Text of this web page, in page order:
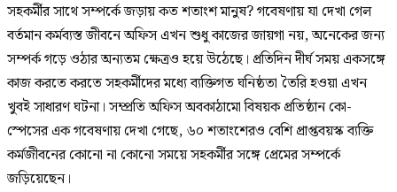
সহকর্মীর সাথে সম্পর্কে জড়ায় কত শতাংশ মানুষ? গবেষণায় যা দেখা গেল
বর্তমান কর্মব্যস্ত জীবনে অফিস এখন শুধু কাজের জায়গা নয়, অনেকের জন্য
সম্পর্ক গড়ে ওঠার অন্যতম ক্ষেত্রও হয়ে উঠেছে। প্রতিদিন দীর্ঘ সময় একসঙ্গে
কাজ করতে করতে সহকর্মীদের মধ্যে ব্যক্তিগত ঘনিষ্ঠতা তৈরি হওয়া এখন
খুবই সাধারণ ঘটনা। সম্প্রতি অফিস অবকাঠামো বিষয়ক প্রতিষ্ঠান কো-
স্পেসের এক গবেষণায় দেখা গেছে, ৬০ শতাংশেরও বেশি প্রাপ্তবয়স্ক ব্যক্তি
কর্মজীবনের কোনো না কোনো সময়ে সহকর্মীর সঙ্গে প্রেমের সম্পর্কে
জড়িয়েছেন।